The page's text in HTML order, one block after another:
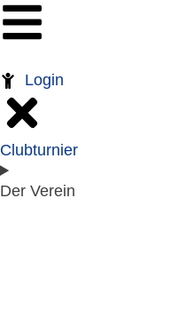
Login
Clubturnier
Der Verein